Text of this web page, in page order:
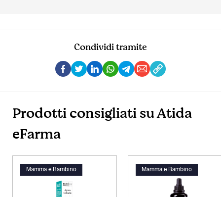
Condividi tramite
Prodotti consigliati su Atida
eFarma
Mamma e Bambino Mamma e Bambino